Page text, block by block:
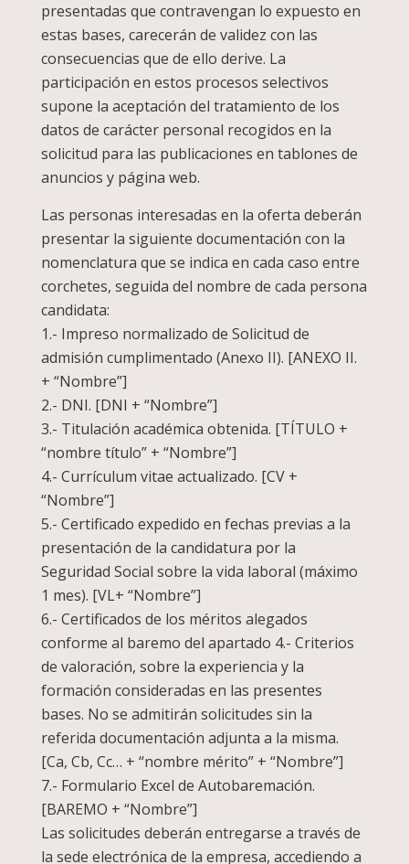
presentadas que contravengan lo expuesto en
estas bases, carecerán de validez con las
consecuencias que de ello derive. La
participación en estos procesos selectivos
supone la aceptación del tratamiento de los
datos de carácter personal recogidos en la
solicitud para las publicaciones en tablones de
anuncios y página web.
Las personas interesadas en la oferta deberán
presentar la siguiente documentación con la
nomenclatura que se indica en cada caso entre
corchetes, seguida del nombre de cada persona
candidata:
1.- Impreso normalizado de Solicitud de
admisión cumplimentado (Anexo II). [ANEXO II.
+ “Nombre”]
2.- DNI. [DNI + “Nombre”]
3.- Titulación académica obtenida. [TÍTULO +
“nombre título” + “Nombre”]
4.- Currículum vitae actualizado. [CV +
“Nombre”]
5.- Certificado expedido en fechas previas a la
presentación de la candidatura por la
Seguridad Social sobre la vida laboral (máximo
1 mes). [VL+ “Nombre”]
6.- Certificados de los méritos alegados
conforme al baremo del apartado 4.- Criterios
de valoración, sobre la experiencia y la
formación consideradas en las presentes
bases. No se admitirán solicitudes sin la
referida documentación adjunta a la misma.
[Ca, Cb, Cc… + “nombre mérito” + “Nombre”]
7.- Formulario Excel de Autobaremación.
[BAREMO + “Nombre”]
Las solicitudes deberán entregarse a través de
la sede electrónica de la empresa, accediendo a